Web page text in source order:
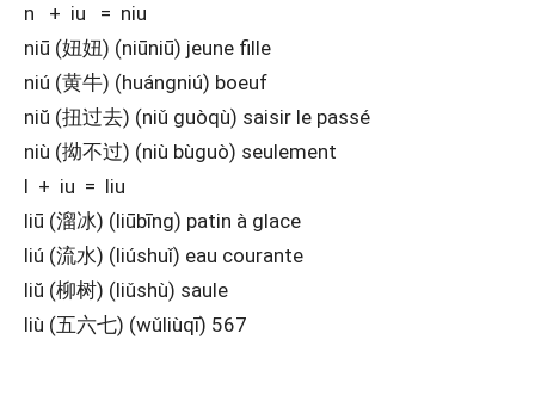
n + iu = niu
niū (妞妞) (niūniū) jeune fille
niú (黄牛) (huángniú) boeuf
niŭ (扭过去) (niǔ guòqù) saisir le passé
niù (拗不过) (niù bùguò) seulement
l + iu = liu
liū (溜冰) (liūbīng) patin à glace
liú (流水) (liúshuǐ) eau courante
liŭ (柳树) (liǔshù) saule
liù (五六七) (wǔliùqī) 567